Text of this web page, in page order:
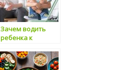
Зачем водить
ребенка к